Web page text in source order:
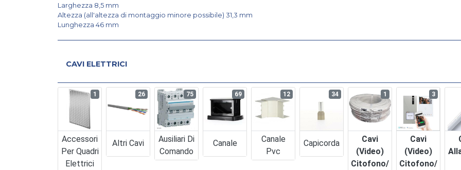
Larghezza 8,5 mm
Altezza (all'altezza di montaggio minore possibile) 31,3 mm
Lunghezza 46 mm
CAVI ELETTRICI
Accessori
Per Quadri
Elettrici
1
Altri Cavi
26
Ausiliari Di
Comando
75
Canale
69
Canale
Pvc
12
Capicorda
34
Cavi
(video)
Citofono/
1
Cavi
(video)
Citofono/
3